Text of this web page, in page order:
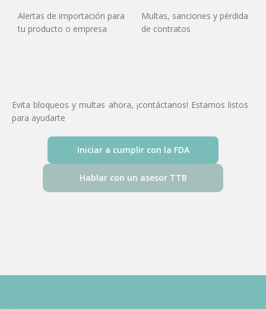
Alertas de importación para
tu producto o empresa
Multas, sanciones y pérdida
de contratos
Evita bloqueos y multas ahora, ¡contáctanos! Estamos listos
para ayudarte
Iniciar a cumplir con la FDA
Hablar con un asesor TTB